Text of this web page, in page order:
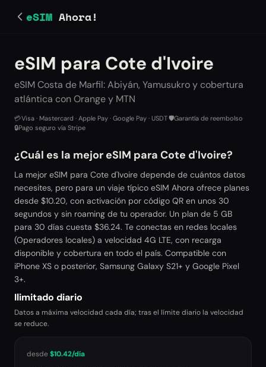
eSIM Ahora!
eSIM para Cote d'Ivoire
eSIM Costa de Marfil: Abiyán, Yamusukro y cobertura
atlántica con Orange y MTN
💳Visa · Mastercard · Apple Pay · Google Pay · USDT🛡️Garantía de reembolso
🔒Pago seguro vía Stripe
¿Cuál es la mejor eSIM para Cote d'Ivoire?
La mejor eSIM para Cote d'Ivoire depende de cuántos datos
necesites, pero para un viaje típico eSIM Ahora ofrece planes
desde $10.20, con activación por código QR en unos 30
segundos y sin roaming de tu operador. Un plan de 5 GB
para 30 días cuesta $36.24. Te conectas en redes locales
(Operadores locales) a velocidad 4G LTE, con recarga
disponible y cobertura en todo el país. Compatible con
iPhone XS o posterior, Samsung Galaxy S21+ y Google Pixel
3+.
Ilimitado diario
Datos a máxima velocidad cada día; tras el límite diario la velocidad
se reduce.
desde$10.42/día